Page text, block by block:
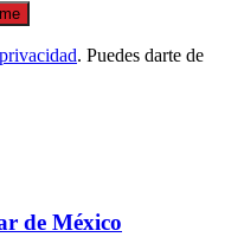
. Puedes darte de
de México